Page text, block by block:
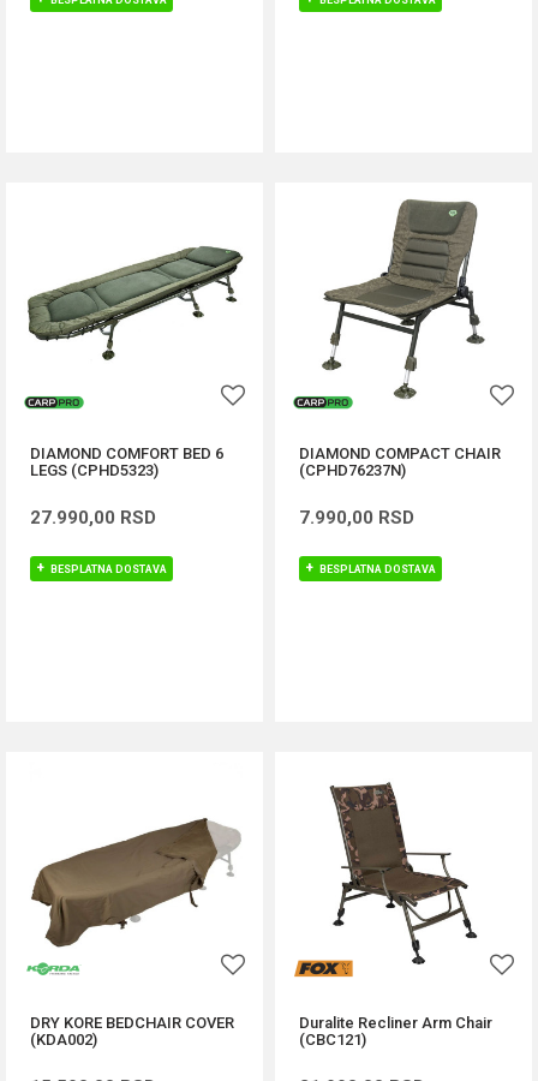
DIAMOND COMFORT BED 6
LEGS (CPHD5323)
27.990,00 RSD
BESPLATNA DOSTAVA
DIAMOND COMPACT CHAIR
(CPHD76237N)
7.990,00 RSD
BESPLATNA DOSTAVA
DRY KORE BEDCHAIR COVER
(KDA002)
Duralite Recliner Arm Chair
(CBC121)